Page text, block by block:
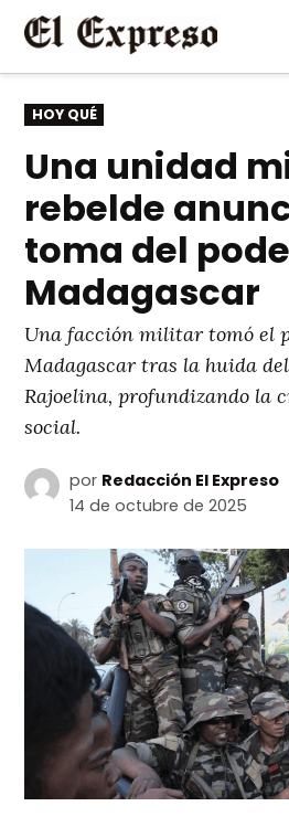
Saltar
contenido
PUBLICADO
EN
HOY QUÉ
Una unidad
rebelde
toma del
Madagascar
Una facción militar tomó el
Madagascar tras la huida
Rajoelina, profundizando la
social.
por Redacción El Expreso
14 de octubre de 2025